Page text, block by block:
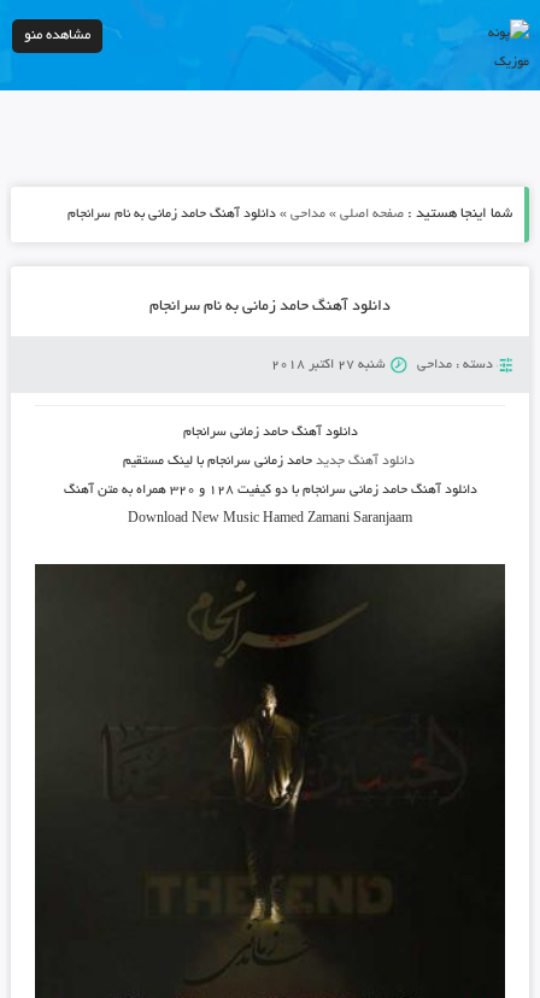
مشاهده منو
شما اینجا هستید : صفحه اصلی» مداحی» دانلود آهنگ حامد زمانی به نام سرانجام
دانلود آهنگ حامد زمانی به نام سرانجام
دسته : مداحی شنبه 27 اکتبر 2018
دانلود آهنگحامد زمانی سرانجام
دانلود آهنگ جدید حامد زمانی سرانجامبا لینک مستقیم
دانلود آهنگحامد زمانی سرانجام با دو کیفیت ۱۲۸ و ۳۲۰ همراه به متن آهنگ
Download New MusicHamed Zamani Saranjaam